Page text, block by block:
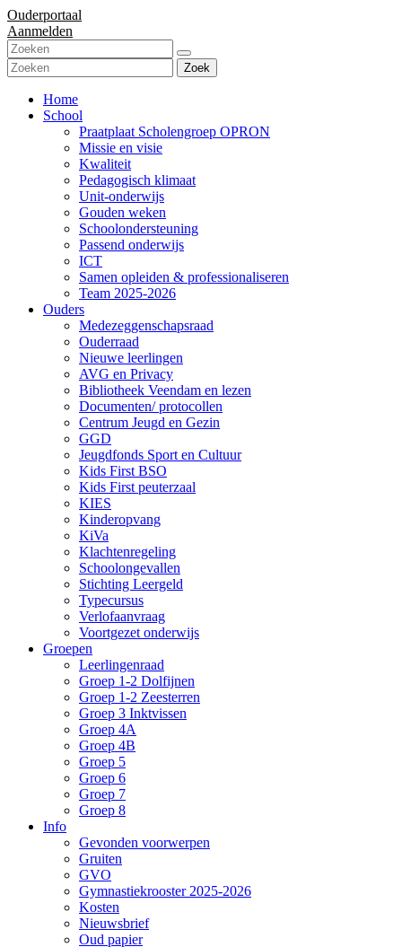
Ouderportaal
Aanmelden
Zoek
Home
School
Praatplaat Scholengroep OPRON
Missie en visie
Kwaliteit
Pedagogisch klimaat
Unit-onderwijs
Gouden weken
Schoolondersteuning
Passend onderwijs
ICT
Samen opleiden & professionaliseren
Team 2025-2026
Ouders
Medezeggenschapsraad
Ouderraad
Nieuwe leerlingen
AVG en Privacy
Bibliotheek Veendam en lezen
Documenten/ protocollen
Centrum Jeugd en Gezin
GGD
Jeugdfonds Sport en Cultuur
Kids First BSO
Kids First peuterzaal
KIES
Kinderopvang
KiVa
Klachtenregeling
Schoolongevallen
Stichting Leergeld
Typecursus
Verlofaanvraag
Voortgezet onderwijs
Groepen
Leerlingenraad
Groep 1-2 Dolfijnen
Groep 1-2 Zeesterren
Groep 3 Inktvissen
Groep 4A
Groep 4B
Groep 5
Groep 6
Groep 7
Groep 8
Info
Gevonden voorwerpen
Gruiten
GVO
Gymnastiekrooster 2025-2026
Kosten
Nieuwsbrief
Oud papier